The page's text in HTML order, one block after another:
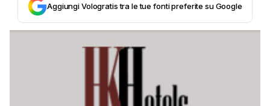
Aggiungi Vologratis tra le tue fonti preferite su Google